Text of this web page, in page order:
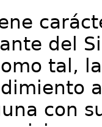
del
tal,
con